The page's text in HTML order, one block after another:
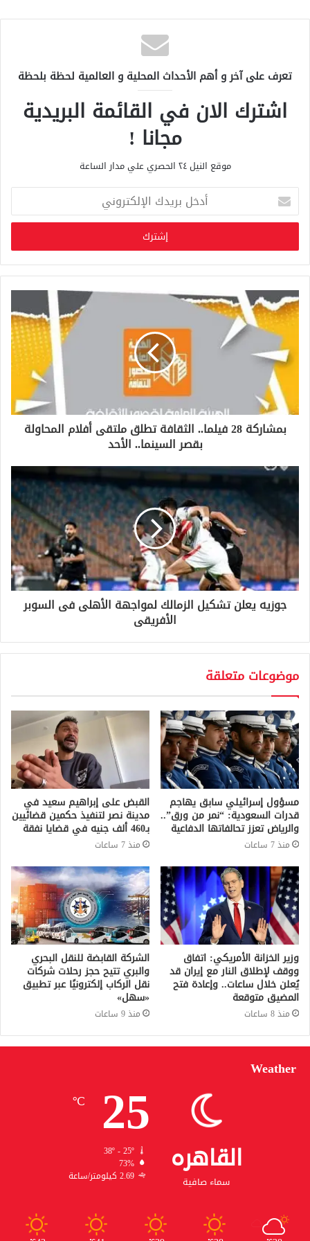
تعرف على آخر و أهم الأحداث المحلية و العالمية لحظة بلحظة
اشترك الان في القائمة البريدية
مجانا !
موقع النيل ٢٤ الحصري علي مدار الساعة
خ
ب
ر
ي
د
ك
ر
بمشاركة 28 فيلما.. الثقافة تطلق ملتقى أفلام المحاولة
بقصر السينما.. الأحد
جوزيه يعلن تشكيل الزمالك لمواجهة الأهلى فى السوبر
الأفريقى
موضوعات متعلقة
مسؤول إسرائيلي سابق يهاجم
قدرات السعودية: “نمر من ورق”..
والرياض تعزز تحالفاتها الدفاعية
منذ 7 ساعات
القبض على إبراهيم سعيد في
مدينة نصر لتنفيذ حكمين قضائيين
بـ460 ألف جنيه في قضايا نفقة
منذ 7 ساعات
وزير الخزانة الأمريكي: اتفاق
ووقف لإطلاق النار مع إيران قد
يُعلن خلال ساعات.. وإعادة فتح
المضيق متوقعة
منذ 8 ساعات
الشركة القابضة للنقل البحري
والبري تتيح حجز رحلات شركات
نقل الركاب إلكترونيًا عبر تطبيق
«سهل»
منذ 9 ساعات
Weather
القاهره
سماء صافية
25
℃
38º - 25º
73%
2.69 كيلومتر/ساعة